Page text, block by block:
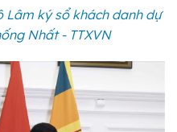
Lâm ký sổ khách danh dự
Nhất - TTXVN